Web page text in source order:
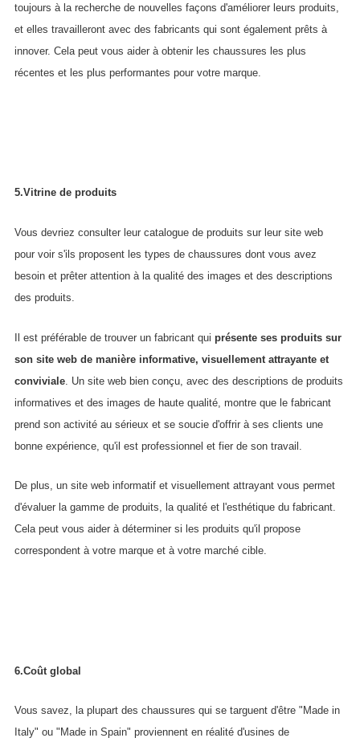
toujours à la recherche de nouvelles façons d'améliorer leurs produits,
et elles travailleront avec des fabricants qui sont également prêts à
innover. Cela peut vous aider à obtenir les chaussures les plus
récentes et les plus performantes pour votre marque.
5.Vitrine de produits
Vous devriez consulter leur catalogue de produits sur leur site web
pour voir s'ils proposent les types de chaussures dont vous avez
besoin et prêter attention à la qualité des images et des descriptions
des produits.
Il est préférable de trouver un fabricant qui présente ses produits sur
son site web de manière informative, visuellement attrayante et
conviviale . Un site web bien conçu, avec des descriptions de produits
informatives et des images de haute qualité, montre que le fabricant
prend son activité au sérieux et se soucie d'offrir à ses clients une
bonne expérience, qu'il est professionnel et fier de son travail.
De plus, un site web informatif et visuellement attrayant vous permet
d'évaluer la gamme de produits, la qualité et l'esthétique du fabricant.
Cela peut vous aider à déterminer si les produits qu'il propose
correspondent à votre marque et à votre marché cible.
6.Coût global
Vous savez, la plupart des chaussures qui se targuent d'être "Made in
Italy" ou "Made in Spain" proviennent en réalité d'usines de